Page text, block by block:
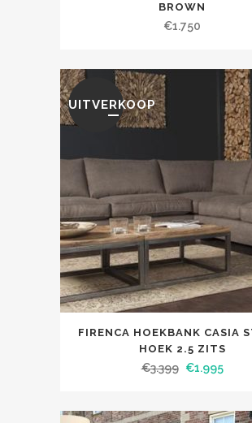
BROWN
€1.750
UITVERKOOP
FIRENCA HOEKBANK CASIA
HOEK 2.5 ZITS
€3.399 €1.995